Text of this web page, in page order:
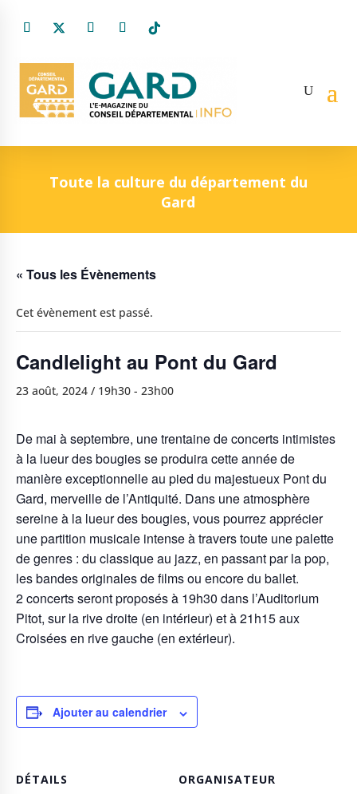
Toute la culture du département du
Gard
« Tous les Évènements
Cet évènement est passé.
Candlelight au Pont du Gard
23 août, 2024 / 19h30 - 23h00
De mai à septembre, une trentaine de concerts intimistes
à la lueur des bougies se produira cette année de
manière exceptionnelle au pied du majestueux Pont du
Gard, merveille de l’Antiquité. Dans une atmosphère
sereine à la lueur des bougies, vous pourrez apprécier
une partition musicale intense à travers toute une palette
de genres : du classique au jazz, en passant par la pop,
les bandes originales de films ou encore du ballet.
2 concerts seront proposés à 19h30 dans l’Auditorium
Pitot, sur la rive droite (en intérieur) et à 21h15 aux
Croisées en rive gauche (en extérieur).
Ajouter au calendrier
DÉTAILS ORGANISATEUR